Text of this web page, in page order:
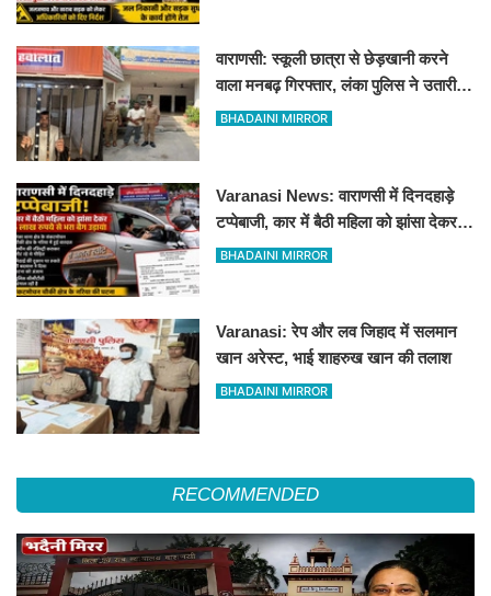
वाराणसी: स्कूली छात्रा से छेड़खानी करने
वाला मनबढ़ गिरफ्तार, लंका पुलिस ने उतारी
हीरोपंती
BHADAINI MIRROR
Varanasi News: वाराणसी में दिनदहाड़े
टप्पेबाजी, कार में बैठी महिला को झांसा देकर 5
लाख रुपये से भरा बैग उड़ाया
BHADAINI MIRROR
Varanasi: रेप और लव जिहाद में सलमान
खान अरेस्ट, भाई शाहरुख खान की तलाश
BHADAINI MIRROR
RECOMMENDED